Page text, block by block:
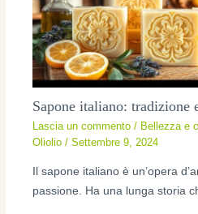
Sapone italiano:
Lascia un commento / Bellezza e
Oliolio/Settembre 9, 2024
Il sapone italiano è un’opera
passione. Ha una lunga storia